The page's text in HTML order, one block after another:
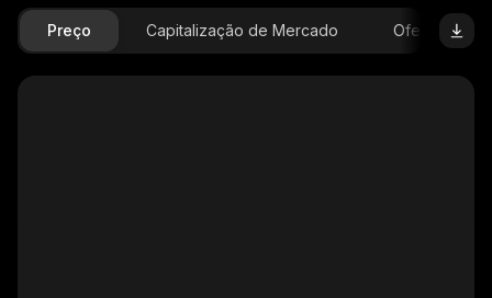
Preço Capitalização de Mercado Oferta